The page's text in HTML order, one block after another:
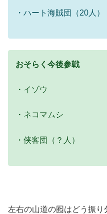
・ハート海賊団（20人）
おそらく今後参戦
・イゾウ
・ネコマムシ
・侠客団（？人）
左右の山道の囮はどう振